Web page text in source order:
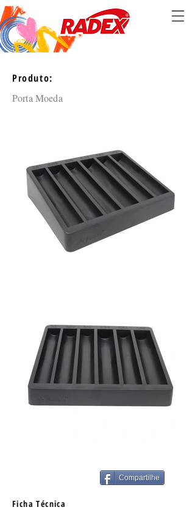
Produto:
Porta Moeda
Compartilhe
Ficha Técnica